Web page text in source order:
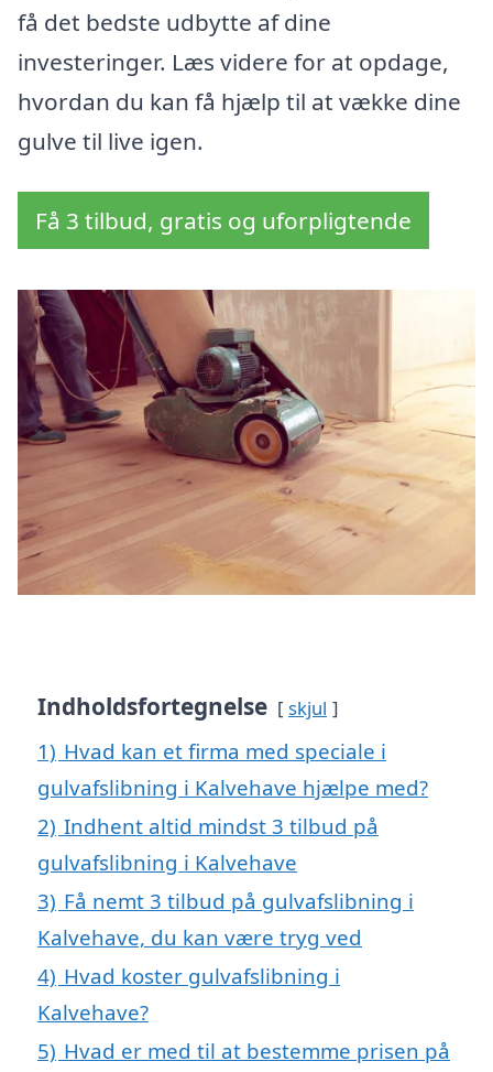
få det bedste udbytte af dine
investeringer. Læs videre for at opdage,
hvordan du kan få hjælp til at vække dine
gulve til live igen.
Få 3 tilbud, gratis og uforpligtende
Indholdsfortegnelse skjul
1) Hvad kan et firma med speciale i
gulvafslibning i Kalvehave hjælpe med?
2) Indhent altid mindst 3 tilbud på
gulvafslibning i Kalvehave
3) Få nemt 3 tilbud på gulvafslibning i
Kalvehave, du kan være tryg ved
4) Hvad koster gulvafslibning i
Kalvehave?
5) Hvad er med til at bestemme prisen på